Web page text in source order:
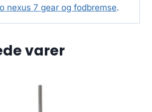
nexus 7 gear og fodbremse.
varer